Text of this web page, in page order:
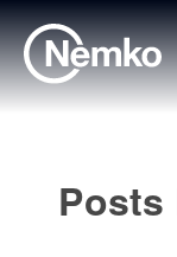
Posts